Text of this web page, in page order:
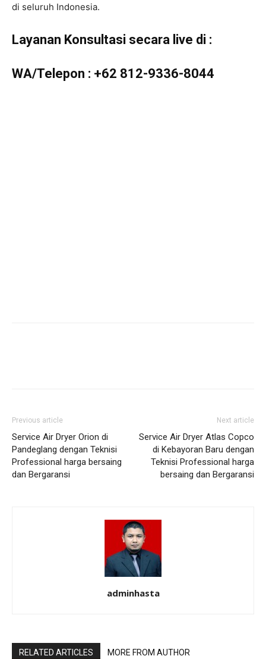
di seluruh Indonesia.
Layanan Konsultasi secara live di :
WA/Telepon : +62 812-9336-8044
Previous article
Service Air Dryer Orion di
Pandeglang dengan Teknisi
Professional harga bersaing
dan Bergaransi
Next article
Service Air Dryer Atlas Copco
di Kebayoran Baru dengan
Teknisi Professional harga
bersaing dan Bergaransi
adminhasta
RELATED ARTICLES MORE FROM AUTHOR